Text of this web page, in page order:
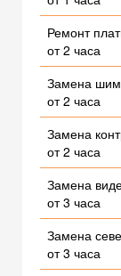
Ремонт
от 2 часа
Замена
от 2 часа
Замена
от 2 часа
Замена
от 3 часа
Замена
от 3 часа